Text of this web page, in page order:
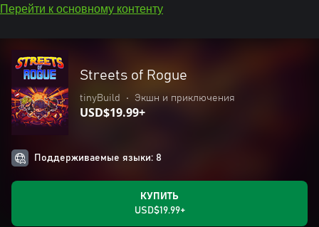
Перейти к основному контенту
Streets of Rogue
tinyBuild • Экшн и приключения
USD$19.99+
Поддерживаемые языки: 8
КУПИТЬ
USD$19.99+